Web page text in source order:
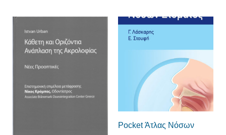
price
was:
€150,00.
τιμή
είναι:
€135,00.
Pocket Άτλας Νόσων
Original
price
was:
Η
€40,00.